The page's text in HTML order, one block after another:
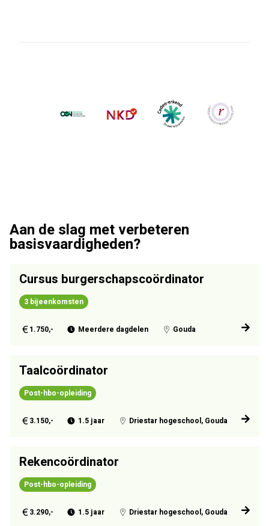
Aan de slag met verbeteren
basisvaardigheden?
Cursus burgerschapscoördinator
3 bijeenkomsten
1.750,- Meerdere dagdelen Gouda
Taalcoördinator
Post-hbo-opleiding
3.150,- 1.5 jaar Driestar hogeschool, Gouda
Rekencoördinator
Post-hbo-opleiding
3.290,- 1.5 jaar Driestar hogeschool, Gouda